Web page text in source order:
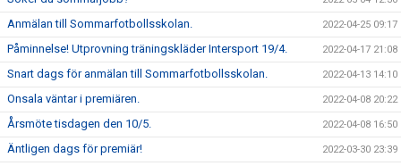
Anmälan till Sommarfotbollsskolan. 2022-04-25 09:17
Påminnelse! Utprovning träningskläder Intersport 19/4. 2022-04-17 21:08
Snart dags för anmälan till Sommarfotbollsskolan. 2022-04-13 14:10
Onsala väntar i premiären. 2022-04-08 20:22
Årsmöte tisdagen den 10/5. 2022-04-08 16:50
Äntligen dags för premiär! 2022-03-30 23:39